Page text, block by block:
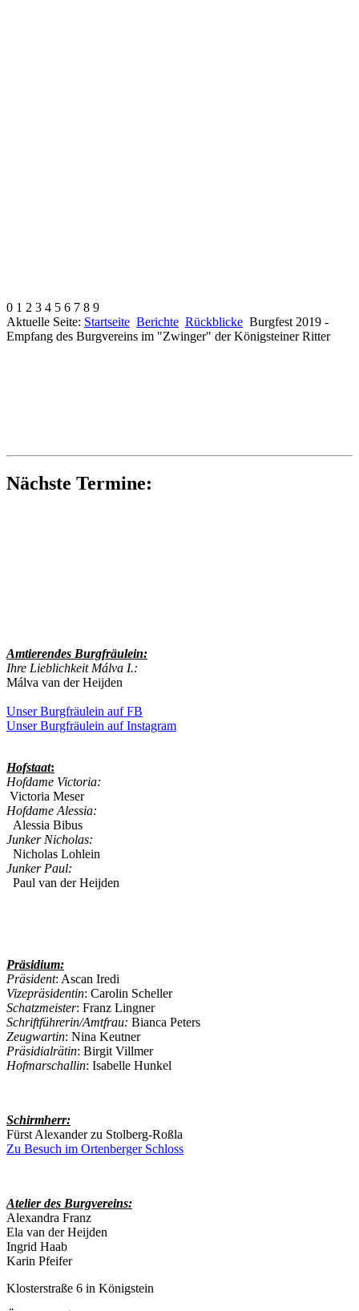
0 1 2 3 4 5 6 7 8 9
Aktuelle Seite: Startseite Berichte Rückblicke Burgfest 2019 -
Empfang des Burgvereins im "Zwinger" der Königsteiner Ritter
Nächste Termine:
Amtierendes Burgfräulein:
Ihre Lieblichkeit Málva I.:
Málva van der Heijden
Unser Burgfräulein auf FB
Unser Burgfräulein auf Instagram
Hofstaat:
Hofdame Victoria:
Victoria Meser
Hofdame Alessia:
Alessia Bibus
Junker Nicholas:
Nicholas Lohlein
Junker Paul:
Paul van der Heijden
Präsidium:
Präsident: Ascan Iredi
Vizepräsidentin: Carolin Scheller
Schatzmeister: Franz Lingner
Schriftführerin/Amtfrau: Bianca Peters
Zeugwartin: Nina Keutner
Präsidialrätin: Birgit Villmer
Hofmarschallin: Isabelle Hunkel
Schirmherr:
Fürst Alexander zu Stolberg-Roßla
Zu Besuch im Ortenberger Schloss
Atelier des Burgvereins:
Alexandra Franz
Ela van der Heijden
Ingrid Haab
Karin Pfeifer
Klosterstraße 6 in Königstein